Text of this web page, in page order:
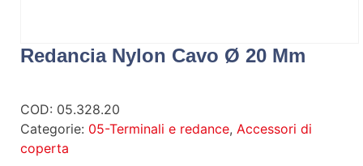
Redancia Nylon Cavo Ø 20 Mm
COD: 05.328.20
Categorie: 05-Terminali e redance, Accessori di
coperta